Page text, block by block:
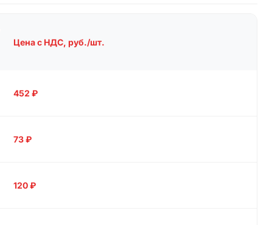
Цена с НДС, руб./шт.
452 ₽
73₽
120₽